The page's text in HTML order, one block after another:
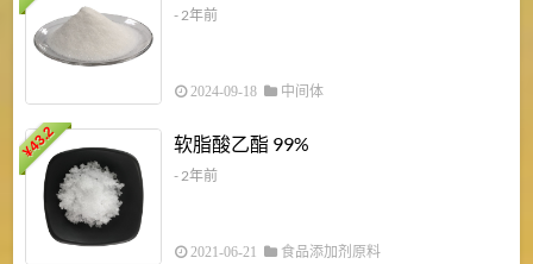
- 2年前
2024-09-18 中间体
¥
43.2 软脂酸乙酯 99%
- 2年前
2021-06-21 食品添加剂原料